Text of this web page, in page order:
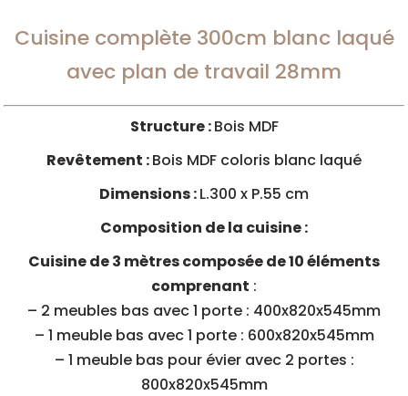
Cuisine complète 300cm blanc laqué
avec plan de travail 28mm
Structure :Bois MDF
Revêtement :Bois MDF coloris blanc laqué
Dimensions :L.300 x P.55 cm
Composition de la cuisine :
Cuisine de 3 mètres composée de 10 éléments
comprenant :
– 2 meubles bas avec 1 porte : 400x820x545mm
– 1 meuble bas avec 1 porte : 600x820x545mm
– 1 meuble bas pour évier avec 2 portes :
800x820x545mm